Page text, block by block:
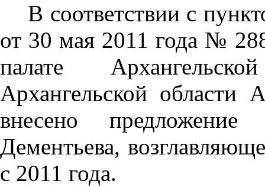
В соответствии с
от 30 мая 2011 года №
палате
Архангельской области
внесено
Дементьева,
с 2011 года.